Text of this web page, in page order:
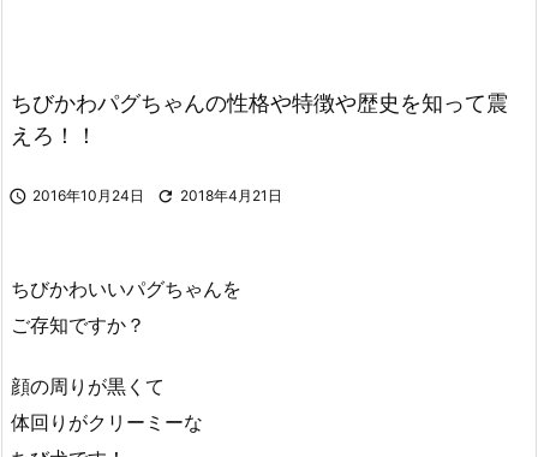
ちびかわパグちゃんの性格や特徴や歴史を知って震
えろ！！
 2016年10月24日  2018年4月21日
ちびかわいいパグちゃんを
ご存知ですか？
顔の周りが黒くて
体回りがクリーミーな